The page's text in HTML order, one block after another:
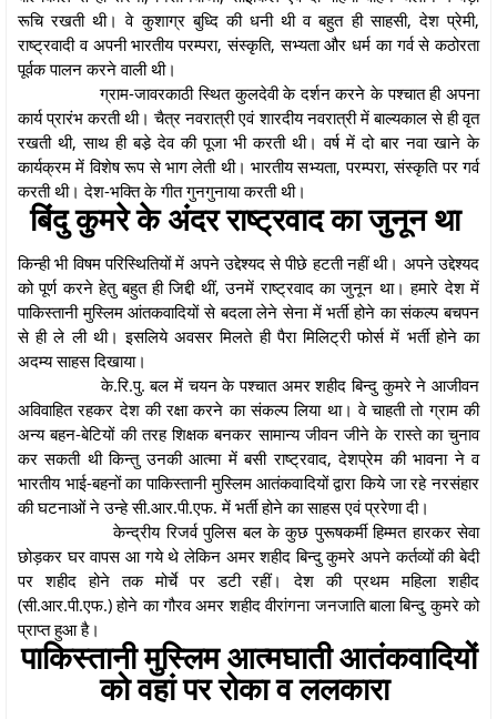
रूचि रखती थी। वे कुशाग्र बुध्दि की धनी थी व बहुत ही साहसी, देश प्रेमी,
राष्ट्रवादी व अपनी भारतीय परम्परा, संस्कृति, सभ्यता और धर्म का गर्व से कठोरता
पूर्वक पालन करने वाली थी।
ग्राम-जावरकाठी स्थित कुलदेवी के दर्शन करने के पश्चात ही अपना
कार्य प्रारंभ करती थी। चैत्र नवरात्री एवं शारदीय नवरात्री में बाल्यकाल से ही वृत
रखती थी, साथ ही बडे़ देव की पूजा भी करती थी। वर्ष में दो बार नवा खाने के
कार्यक्रम में विशेष रूप से भाग लेती थी। भारतीय सभ्यता, परम्परा, संस्कृति पर गर्व
करती थी। देश-भक्ति के गीत गुनगुनाया करती थी।
बिंदु कुमरे के अंदर राष्ट्रवाद का जुनून था
किन्ही भी विषम परिस्थितियों में अपने उद्देश्यद से पीछे हटती नहीं थी। अपने उद्देश्यद
को पूर्ण करने हेतु बहुत ही जिद्दी थीं, उनमें राष्ट्रवाद का जुनून था। हमारे देश में
पाकिस्तानी मुस्लिम आंतकवादियों से बदला लेने सेना में भर्ती होने का संकल्प बचपन
से ही ले ली थी। इसलिये अवसर मिलते ही पैरा मिलिट्री फोर्स में भर्ती होने का
अदम्य साहस दिखाया।
के.रि.पु. बल में चयन के पश्चात अमर शहीद बिन्दु कुमरे ने आजीवन
अविवाहित रहकर देश की रक्षा करने का संकल्प लिया था। वे चाहती तो ग्राम की
अन्य बहन-बेटियों की तरह शिक्षक बनकर सामान्य जीवन जीने के रास्ते का चुनाव
कर सकती थी किन्तु उनकी आत्मा में बसी राष्ट्रवाद, देशप्रेम की भावना ने व
भारतीय भाई-बहनों का पाकिस्तानी मुस्लिम आतंकवादियों द्वारा किये जा रहे नरसंहार
की घटनाओं ने उन्हे सी.आर.पी.एफ. में भर्ती होने का साहस एवं प्ररेणा दी।
केन्द्रीय रिजर्व पुलिस बल के कुछ पुरूषकर्मी हिम्मत हारकर सेवा
छोड़कर घर वापस आ गये थे लेकिन अमर शहीद बिन्दु कुमरे अपने कर्तव्यों की बेदी
पर शहीद होने तक मोर्चे पर डटी रहीं। देश की प्रथम महिला शहीद
(सी.आर.पी.एफ.) होने का गौरव अमर शहीद वीरांगना जनजाति बाला बिन्दु कुमरे को
प्राप्त हुआ है।
पाकिस्तानी मुस्लिम आत्मघाती आतंकवादियों
को वहां पर रोका व ललकारा